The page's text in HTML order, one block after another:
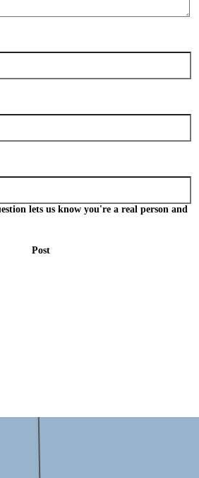
lets us know you're a real person and
Post